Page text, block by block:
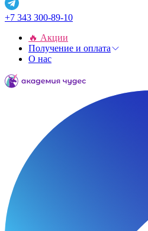
+7 343 300-89-10
🔥 Акции
Получение и оплата
О нас